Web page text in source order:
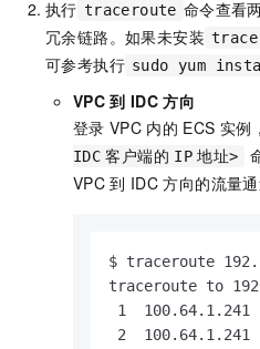
执行 traceroute 命令查看
冗余链路。如果未安装
可参考执行 sudo yum
VPC 到 IDC 方向
登录 VPC 内的 ECS 实例
IDC 客户端的 IP 地址>
VPC 到 IDC 方向的流量
$ traceroute
traceroute to
1  100.64.1.241
2  100.64.1.241